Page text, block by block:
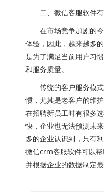
二、微信客服软件有
在市场竞争加剧的今
体验，因此，越来越多
是为了满足当前用户习
和服务质量。
传统的客户服务模式
惯，尤其是老客户的维
在招聘新员工时有很多
快，企业也无法预测未
多的企业认识到，只有
微信crm客服软件可以
并根据企业的数据制定